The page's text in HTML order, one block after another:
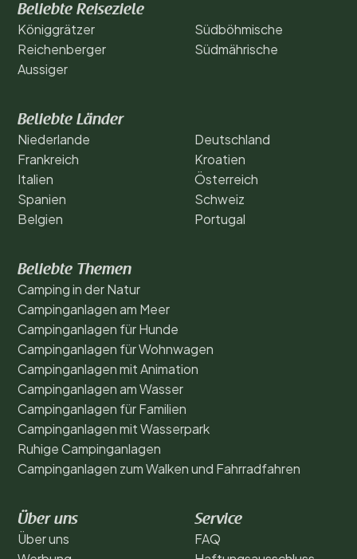
Beliebte Reiseziele
Königgrätzer
Reichenberger
Aussiger
Südböhmische
Südmährische
Beliebte Länder
Niederlande
Frankreich
Italien
Spanien
Belgien
Deutschland
Kroatien
Österreich
Schweiz
Portugal
Beliebte Themen
Camping in der Natur
Campinganlagen am Meer
Campinganlagen für Hunde
Campinganlagen für Wohnwagen
Campinganlagen mit Animation
Campinganlagen am Wasser
Campinganlagen für Familien
Campinganlagen mit Wasserpark
Ruhige Campinganlagen
Campinganlagen zum Walken und Fahrradfahren
Über uns
Über uns
Service
FAQ